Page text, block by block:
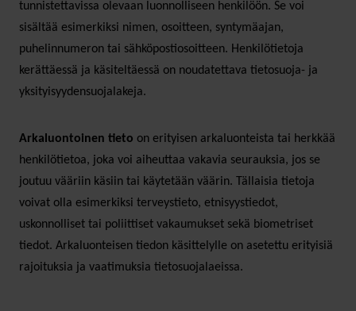
tunnistettavissa olevaan luonnolliseen henkilöön. Se voi
sisältää esimerkiksi nimen, osoitteen, syntymäajan,
puhelinnumeron tai sähköpostiosoitteen. Henkilötietoja
kerättäessä ja käsiteltäessä on noudatettava tietosuoja- ja
yksityisyydensuojalakeja.
Arkaluontoinen tieto on erityisen arkaluonteista tai herkkää
henkilötietoa, joka voi aiheuttaa vakavia seurauksia, jos se
joutuu vääriin käsiin tai käytetään väärin. Tällaisia tietoja
voivat olla esimerkiksi terveystieto, etnisyystiedot,
uskonnolliset tai poliittiset vakaumukset sekä biometriset
tiedot. Arkaluonteisen tiedon käsittelylle on asetettu erityisiä
rajoituksia ja vaatimuksia tietosuojalaeissa.